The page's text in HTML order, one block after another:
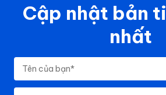
Cập nhật bản
nhất